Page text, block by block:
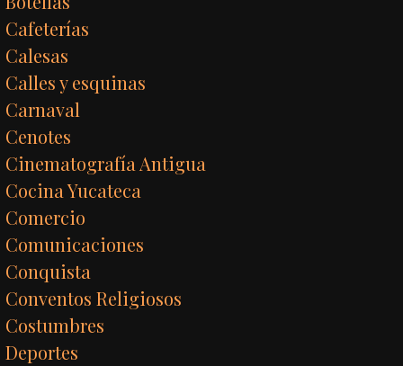
Cafeterías
Calesas
Calles y esquinas
Carnaval
Cenotes
Cinematografía Antigua
Cocina Yucateca
Comercio
Comunicaciones
Conquista
Conventos Religiosos
Costumbres
Deportes